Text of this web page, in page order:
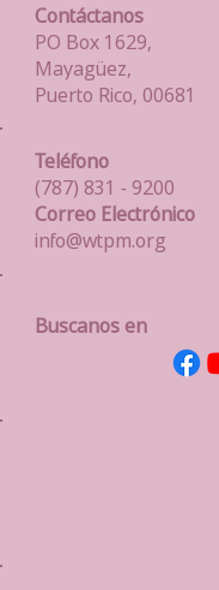
Contáctanos
PO Box 1629,
Mayagüez,
Puerto Rico, 00681
Teléfono
(787) 831 - 9200
Correo Electrónico
info@wtpm.org
Buscanos en